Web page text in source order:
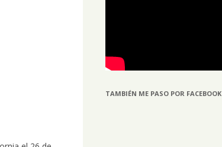
TAMBIÉN ME PASO POR FACEBOOK